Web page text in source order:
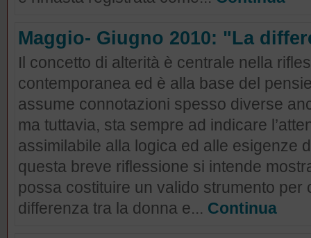
Maggio- Giugno 2010: "La
Il concetto di alterità è centrale nella
contemporanea ed è alla base del
assume connotazioni spesso diverse
ma tuttavia, sta sempre ad indicare
assimilabile alla logica ed alle esigenze
questa breve riflessione si intende
possa costituire un valido strumento per
differenza tra la donna e... Continua